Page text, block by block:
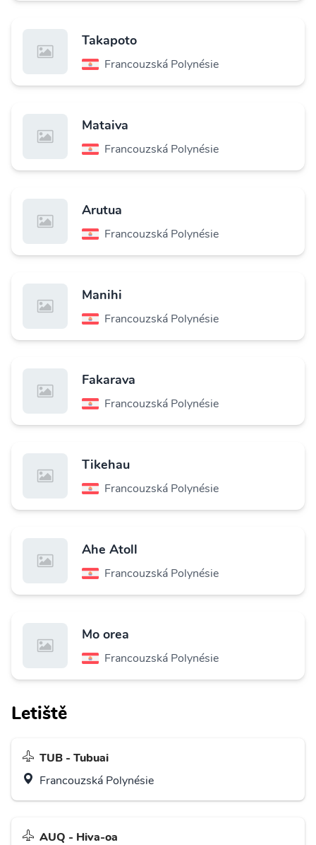
Takapoto
Francouzská Polynésie
Mataiva
Francouzská Polynésie
Arutua
Francouzská Polynésie
Manihi
Francouzská Polynésie
Fakarava
Francouzská Polynésie
Tikehau
Francouzská Polynésie
Ahe Atoll
Francouzská Polynésie
Mo orea
Francouzská Polynésie
Letiště
TUB - Tubuai
Francouzská Polynésie
AUQ - Hiva-oa